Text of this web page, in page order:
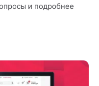
и подробнее